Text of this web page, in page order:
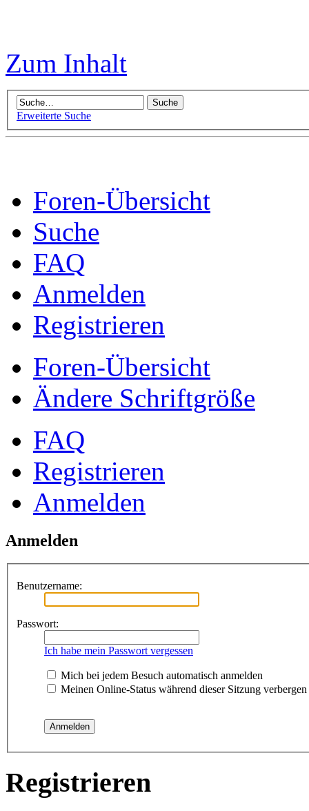
Zum Inhalt
Erweiterte Suche
Foren-Übersicht
Suche
FAQ
Anmelden
Registrieren
Foren-Übersicht
Ändere Schriftgröße
FAQ
Registrieren
Anmelden
Anmelden
Benutzername:
Passwort:
Ich habe mein Passwort vergessen
Mich bei jedem Besuch automatisch anmelden
Meinen Online-Status während dieser Sitzung verbergen
Registrieren